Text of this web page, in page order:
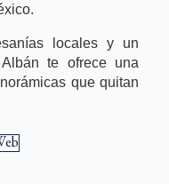
locales y un
te ofrece una
que quitan